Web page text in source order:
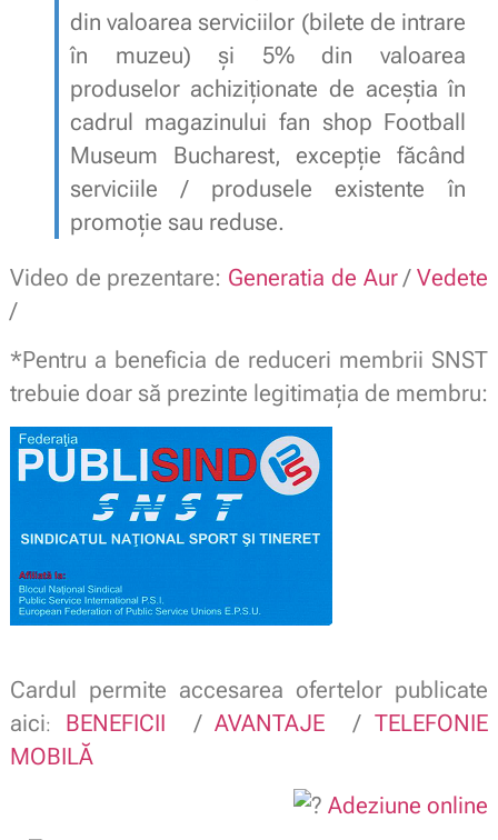
din valoarea serviciilor (bilete de intrare
în muzeu) și 5% din valoarea
produselor achiziționate de aceștia în
cadrul magazinului fan shop Football
Museum Bucharest, excepție făcând
serviciile / produsele existente în
promoție sau reduse.
Video de prezentare: Generatia de Aur/Vedete
/
*Pentru a beneficia de reduceri membrii SNST
trebuie doar să prezinte legitimaţia de membru:
Cardul permite accesarea ofertelor publicate
aici: BENEFICII /AVANTAJE /TELEFONIE
MOBILĂ
Adeziune online